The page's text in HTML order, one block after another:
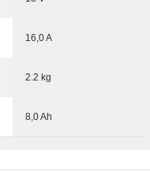
16,0 A
2.2 kg
8,0 Ah